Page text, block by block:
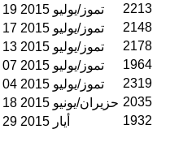
19 تموز/يوليو 2015
2213
17 تموز/يوليو 2015
2148
13 تموز/يوليو 2015
2178
07 تموز/يوليو 2015
1964
04 تموز/يوليو 2015
2319
18 حزيران/يونيو 2015 2035
29 أيار 2015 1932